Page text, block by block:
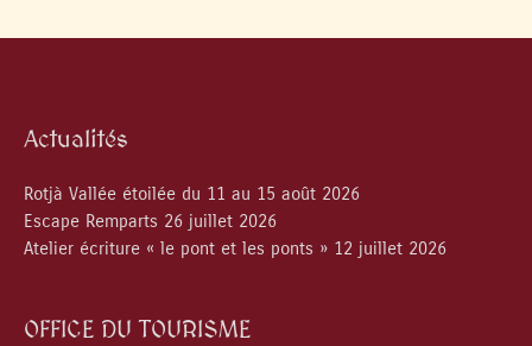
Actualités
Rotjà Vallée étoilée du 11 au 15 août 2026
Escape Remparts 26 juillet 2026
Atelier écriture « le pont et les ponts » 12 juillet 2026
OFFICE DU TOURISME